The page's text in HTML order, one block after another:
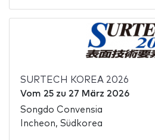
SURTECH KOREA 2026
Vom 25zu 27 März 2026
Songdo Convensia
Incheon, Südkorea